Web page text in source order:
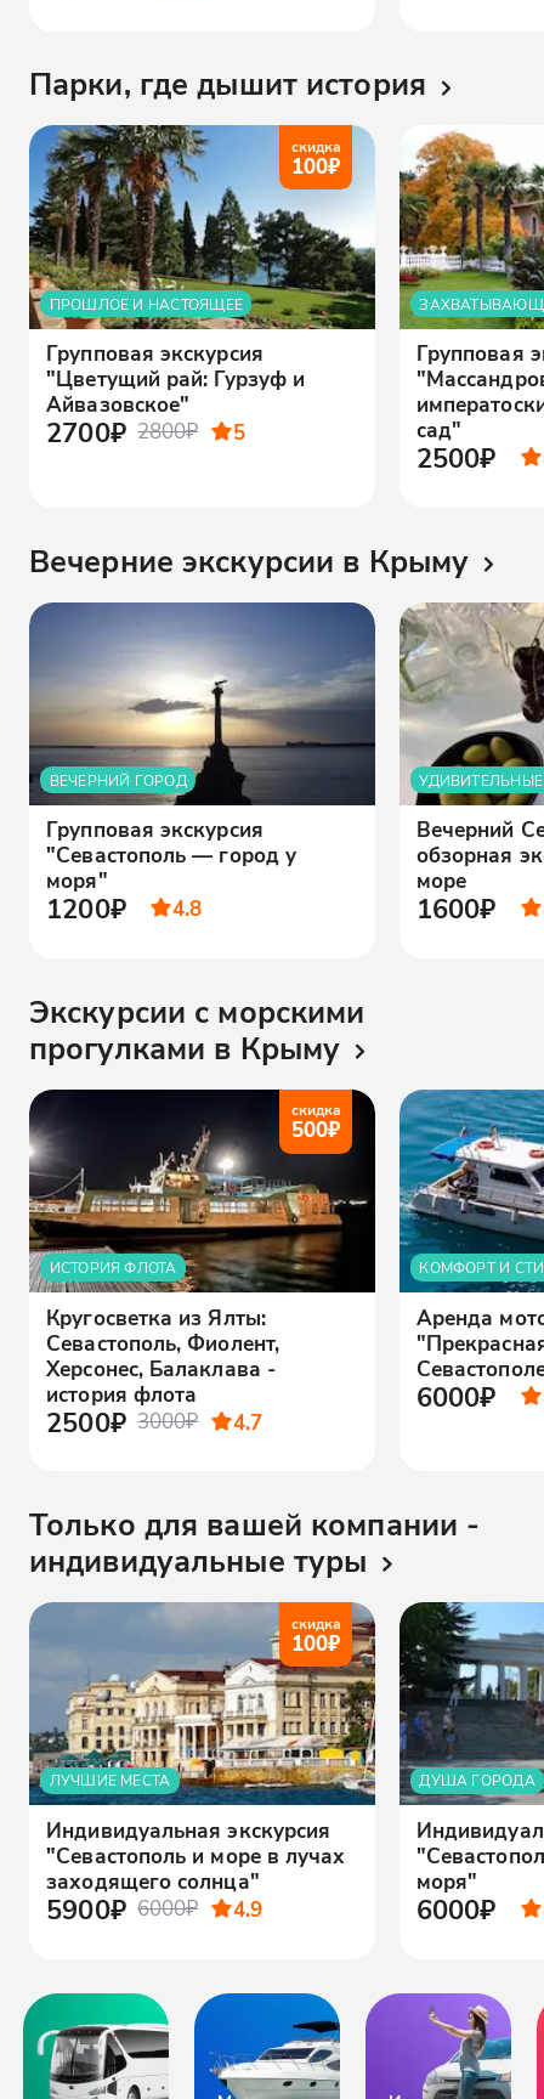
Парки, где дышит история
скидка
100₽
ПРОШЛОЕ И НАСТОЯЩЕЕ
Групповая экскурсия
"Цветущий рай: Гурзуф и
Айвазовское"
2700₽ 2800₽ 5
Групповая
сад"
2500₽
Вечерние экскурсии в Крыму
ВЕЧЕРНИЙ ГОРОД
Групповая экскурсия
"Севастополь — город у
моря"
1200₽ 4.8
Вечерний
обзорная
море
1600₽
Экскурсии с морскими
прогулками в Крыму
скидка
500₽
ИСТОРИЯ ФЛОТА
Кругосветка из Ялты:
Севастополь, Фиолент,
Херсонес, Балаклава -
история флота
2500₽ 3000₽ 4.7
КОМФОРТ И
Аренда
6000₽
Только для вашей компании -
индивидуальные туры
скидка
100₽
ЛУЧШИЕ МЕСТА
Индивидуальная экскурсия
"Севастополь и море в лучах
заходящего солнца"
5900₽ 6000₽ 4.9
ДУША ГОРОДА
моря"
6000₽